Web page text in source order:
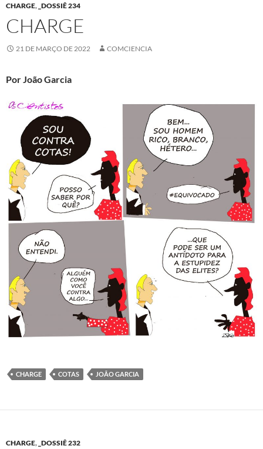
CHARGE, _DOSSIÊ 234
CHARGE
21 DE MARÇO DE 2022 COMCIENCIA
Por João Garcia
CHARGE COTAS JOÃO GARCIA
CHARGE, _DOSSIÊ 232